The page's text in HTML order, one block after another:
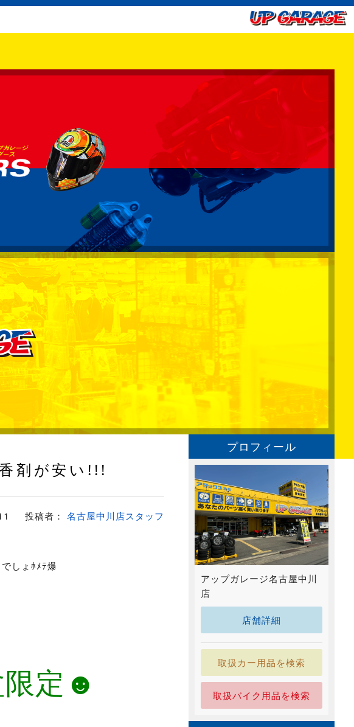
剤が安い!!!
投稿者： 名古屋中川店スタッフ
しょﾎﾒﾃ爆
定☻
プロフィール
アップガレージ名古屋中川
店
店舗詳細
取扱カー用品を検索
取扱バイク用品を検索